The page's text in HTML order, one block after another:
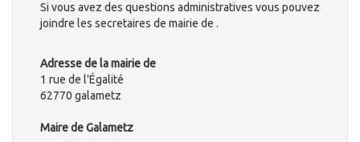
Si vous avez des questions administratives vous pouvez
joindre les secretaires de mairie de .
Adresse de la mairie de
1 rue de l'Égalité
62770 galametz
Maire de Galametz